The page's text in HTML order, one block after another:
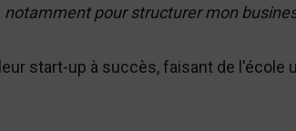
pour structurer mon
start-up à succès, faisant de l'école